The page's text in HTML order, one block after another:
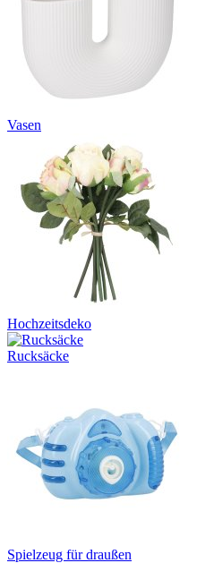
Vasen
Hochzeitsdeko
Rucksäcke
Spielzeug für draußen